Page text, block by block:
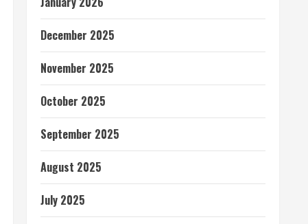
December 2025
November 2025
October 2025
September 2025
August 2025
July 2025